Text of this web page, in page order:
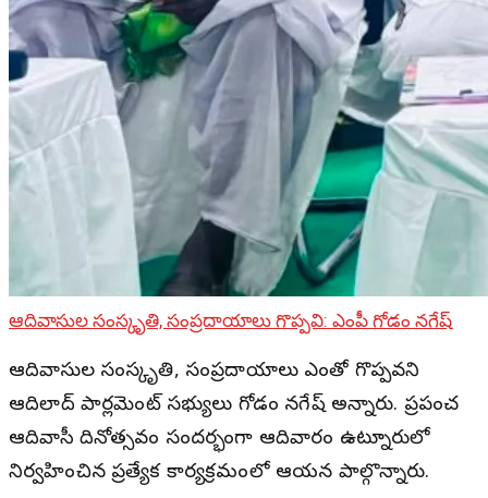
ఆదివాసుల సంస్కృతి, సంప్రదాయాలు గొప్పవి: ఎంపీ గోడం నగేష్
ఆదివాసుల సంస్కృతి, సంప్రదాయాలు ఎంతో గొప్పవని
ఆదిలాబాద్ పార్లమెంట్ సభ్యులు గోడం నగేష్ అన్నారు. ప్రపంచ
ఆదివాసీ దినోత్సవం సందర్భంగా ఆదివారం ఉట్నూరులో
నిర్వహించిన ప్రత్యేక కార్యక్రమంలో ఆయన పాల్గొన్నారు.